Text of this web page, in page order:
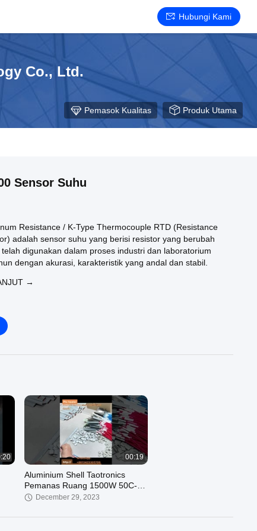
Hubungi Kami
Co., Ltd.
Pemasok Kualitas Produk Utama
Sensor Suhu
Resistance / K-Type Thermocouple RTD (Resistance
adalah sensor suhu yang berisi resistor yang berubah
digunakan dalam proses industri dan laboratorium
dengan akurasi, karakteristik yang andal dan stabil.
→
00:19
Aluminium Shell Taotronics
Pemanas Ruang 1500W 50C-
320C Termostat yang
December 29, 2023